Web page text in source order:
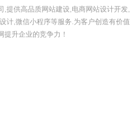
,提供高品质网站建设,电商网站设计开发,
计,微信小程序等服务.为客户创造有价值
提升企业的竞争力！